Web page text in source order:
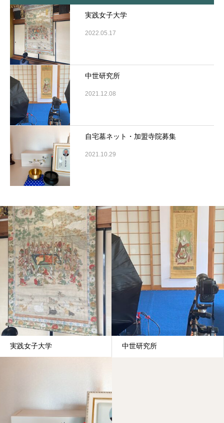
実践女子大学
2022.05.17
中世研究所
2021.12.08
自宅墓ネット・加盟寺院募集
2021.10.29
実践女子大学 中世研究所